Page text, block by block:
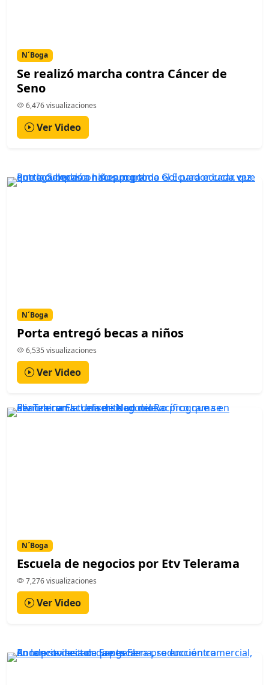
N´Boga
Se realizó marcha contra Cáncer de
Seno
6,476 visualizaciones
Ver Video
N´Boga
Porta entregó becas a niños
6,535 visualizaciones
Ver Video
N´Boga
Escuela de negocios por Etv Telerama
7,276 visualizaciones
Ver Video